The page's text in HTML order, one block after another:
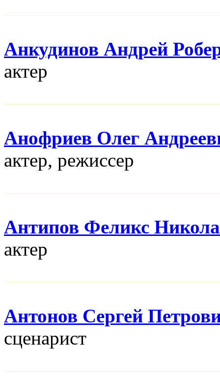
Анкудинов Андрей
актер
Анофриев Олег
актер, режисcер
Антипов Феликс
актер
Антонов Сергей
сценарист